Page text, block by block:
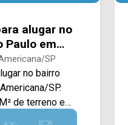
alugar no
Paulo em
SP
no bairro
SP.
de terreno e